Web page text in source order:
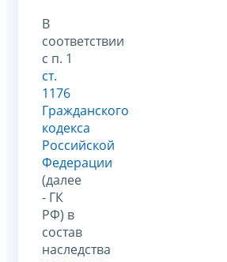
В
соответствии
с п. 1
ст.
1176
Гражданского
кодекса
Российской
Федерации
(далее
- ГК
РФ) в
состав
наследства